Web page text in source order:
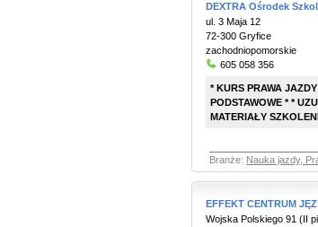
DEXTRA Ośrodek
ul. 3 Maja 12
72-300 Gryfice
zachodniopomorskie
605 058 356
* KURS PRAWA
PODSTAWOWE * *
MATERIAŁY
Branże: Nauka jazdy,
EFFEKT CENTRUM
Wojska Polskiego 91 (II